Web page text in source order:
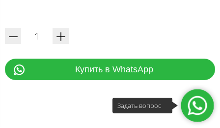
Купить в WhatsApp
Задать вопрос